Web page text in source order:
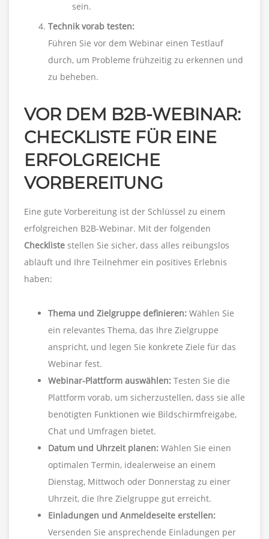
sein.
Technik vorab testen:
Führen Sie vor dem Webinar einen Testlauf
durch, um Probleme frühzeitig zu erkennen und
zu beheben.
VOR DEM B2B-WEBINAR:
CHECKLISTE FÜR EINE
ERFOLGREICHE
VORBEREITUNG
Eine gute Vorbereitung ist der Schlüssel zu einem
erfolgreichen B2B-Webinar. Mit der folgenden
Checkliste stellen Sie sicher, dass alles reibungslos
abläuft und Ihre Teilnehmer ein positives Erlebnis
haben:
Thema und Zielgruppe definieren: Wählen Sie
ein relevantes Thema, das Ihre Zielgruppe
anspricht, und legen Sie konkrete Ziele für das
Webinar fest.
Webinar-Plattform auswählen: Testen Sie die
Plattform vorab, um sicherzustellen, dass sie alle
benötigten Funktionen wie Bildschirmfreigabe,
Chat und Umfragen bietet.
Datum und Uhrzeit planen: Wählen Sie einen
optimalen Termin, idealerweise an einem
Dienstag, Mittwoch oder Donnerstag zu einer
Uhrzeit, die Ihre Zielgruppe gut erreicht.
Einladungen und Anmeldeseite erstellen:
Versenden Sie ansprechende Einladungen per